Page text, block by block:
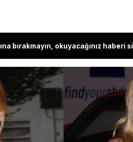
bırakmayın, okuyacağınız haberi